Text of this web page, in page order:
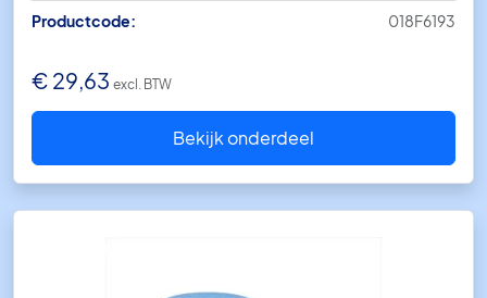
Productcode: 018F6193
€ 29,63 excl. BTW
Bekijk onderdeel